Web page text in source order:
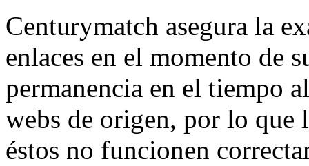
Centurymatch asegura la
enlaces en el momento de
permanencia en el tiempo
webs de origen, por lo que
éstos no funcionen